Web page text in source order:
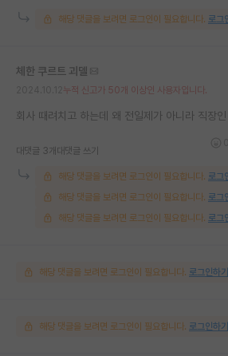
해당 댓글을 보려면 로그인이 필요합니다. 로그
체한 쿠르트 괴델
누적 신고가 50개 이상인 사용자입니다.
회사 때려치고 하는데 왜 전일제가 아니라 직장
대댓글 3개 대댓글 쓰기
해당 댓글을 보려면 로그인이 필요합니다. 로그
해당 댓글을 보려면 로그인이 필요합니다. 로그
해당 댓글을 보려면 로그인이 필요합니다. 로그
해당 댓글을 보려면 로그인이 필요합니다. 로그인하기
해당 댓글을 보려면 로그인이 필요합니다. 로그인하기